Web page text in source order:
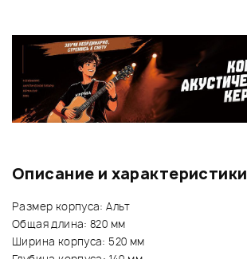
Описание и характеристики
Размер корпуса: Альт
Общая длина: 820 мм
Ширина корпуса: 520 мм